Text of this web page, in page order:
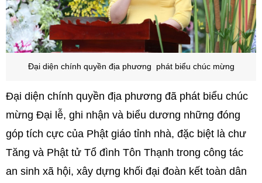
Đại diện chính quyền địa phương phát biểu chúc mừng
Đại diện chính quyền địa phương đã phát biểu chúc
mừng Đại lễ, ghi nhận và biểu dương những đóng
góp tích cực của Phật giáo tỉnh nhà, đặc biệt là chư
Tăng và Phật tử Tổ đình Tôn Thạnh trong công tác
an sinh xã hội, xây dựng khối đại đoàn kết toàn dân